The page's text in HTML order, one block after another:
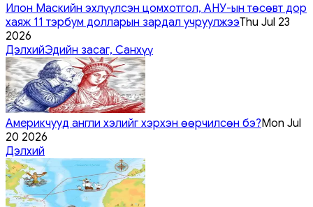
Илон Маскийн эхлүүлсэн цомхотгол, АНУ-ын төсөвт дор
хаяж 11 тэрбум долларын зардал учруулжээThu Jul 23
2026
ДэлхийЭдийн засаг, Санхүү
Америкчууд англи хэлийг хэрхэн өөрчилсөн бэ?Mon Jul
20 2026
Дэлхий